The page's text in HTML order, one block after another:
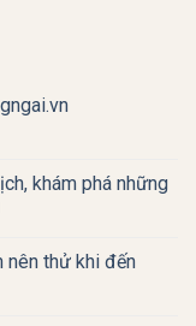
khám phá những
nên thử khi đến